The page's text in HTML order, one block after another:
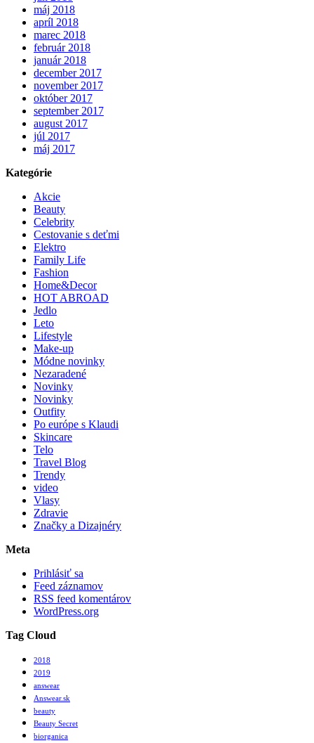
máj 2018
apríl 2018
marec 2018
február 2018
január 2018
december 2017
november 2017
október 2017
september 2017
august 2017
júl 2017
máj 2017
Kategórie
Akcie
Beauty
Celebrity
Cestovanie s deťmi
Elektro
Family Life
Fashion
Home&Decor
HOT ABROAD
Jedlo
Leto
Lifestyle
Make-up
Módne novinky
Nezaradené
Novinky
Novinky
Outfity
Po európe s Klaudi
Skincare
Telo
Travel Blog
Trendy
video
Vlasy
Zdravie
Značky a Dizajnéry
Meta
Prihlásiť sa
Feed záznamov
RSS feed komentárov
WordPress.org
Tag Cloud
2018
2019
answear
Answear.sk
beauty
Beauty Secret
biorganica